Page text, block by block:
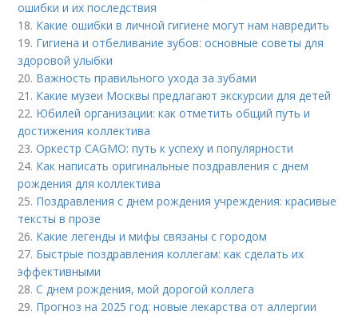
ошибки и их последствия
18. Какие ошибки в личной гигиене могут нам навредить
19. Гигиена и отбеливание зубов: основные советы для
здоровой улыбки
20. Важность правильного ухода за зубами
21. Какие музеи Москвы предлагают экскурсии для детей
22. Юбилей организации: как отметить общий путь и
достижения коллектива
23.Оркестр CAGMO: путь к успеху и популярности
24. Как написать оригинальные поздравления с днем
рождения для коллектива
25. Поздравления с днем рождения учреждения: красивые
тексты в прозе
26. Какие легенды и мифы связаны с городом
27. Быстрые поздравления коллегам: как сделать их
эффективными
28.С днем рождения, мой дорогой коллега
29. Прогноз на 2025 год: новые лекарства от аллергии